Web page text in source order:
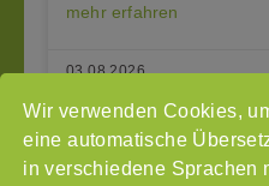
mehr erfahren
03.08.2026
« Seite zurück 1
Wir verwenden Cookies,
eine automatische
in verschiedene Sprachen